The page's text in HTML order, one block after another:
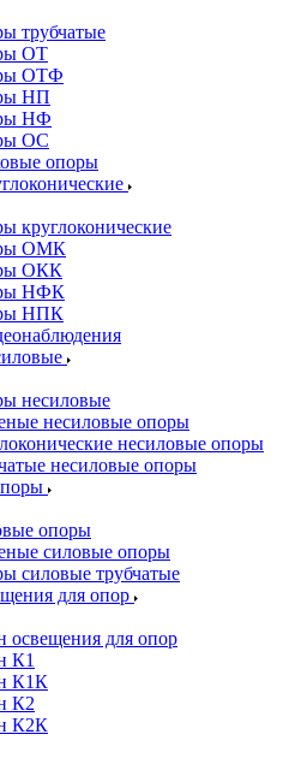
трубчатые
ОТ
ОТФ
НП
НФ
ОС
опоры
круглоконические
ОМК
ОКК
НФК
НПК
несиловые
несиловые опоры
несиловые опоры
несиловые опоры
опоры
силовые опоры
силовые трубчатые
для опор
освещения для опор
К1
К1К
К2
К2К